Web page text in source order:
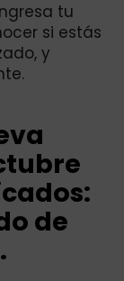
tu
si estás
y
de